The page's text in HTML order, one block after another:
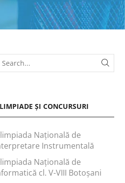
ȘI CONCURSURI
Națională de
Instrumentală
Națională de
cl. V-VIII Botoșani